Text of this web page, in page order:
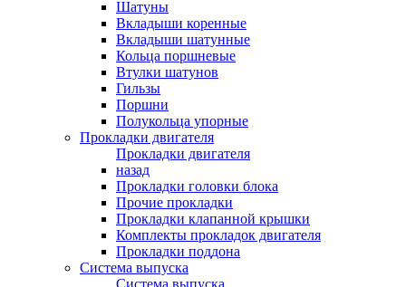
Шатуны
Вкладыши коренные
Вкладыши шатунные
Кольца поршневые
Втулки шатунов
Гильзы
Поршни
Полукольца упорные
Прокладки двигателя
Прокладки двигателя
назад
Прокладки головки блока
Прочие прокладки
Прокладки клапанной крышки
Комплекты прокладок двигателя
Прокладки поддона
Система выпуска
Система выпуска